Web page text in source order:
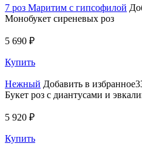
7 роз Маритим с гипсофилой
Монобукет сиреневых роз
5 690 ₽
Купить
Нежный Добавить в
Букет роз с диантусами и
5 920 ₽
Купить